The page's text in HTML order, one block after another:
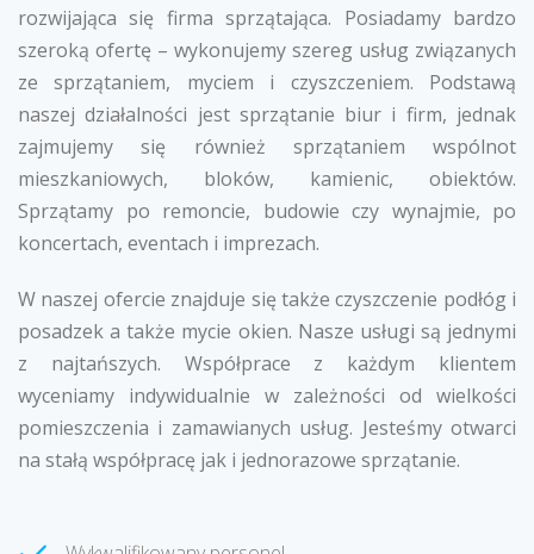
rozwijająca się firma sprzątająca. Posiadamy bardzo
szeroką ofertę – wykonujemy szereg usług związanych
ze sprzątaniem, myciem i czyszczeniem. Podstawą
naszej działalności jest sprzątanie biur i firm, jednak
zajmujemy się również sprzątaniem wspólnot
mieszkaniowych, bloków, kamienic, obiektów.
Sprzątamy po remoncie, budowie czy wynajmie, po
koncertach, eventach i imprezach.
W naszej ofercie znajduje się także czyszczenie podłóg i
posadzek a także mycie okien. Nasze usługi są jednymi
z najtańszych. Współprace z każdym klientem
wyceniamy indywidualnie w zależności od wielkości
pomieszczenia i zamawianych usług. Jesteśmy otwarci
na stałą współpracę jak i jednorazowe sprzątanie.